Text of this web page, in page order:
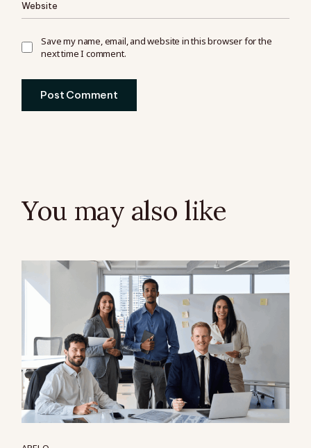
Save my name, email, and website in this browser for the
next time I comment.
Post Comment
You may also like